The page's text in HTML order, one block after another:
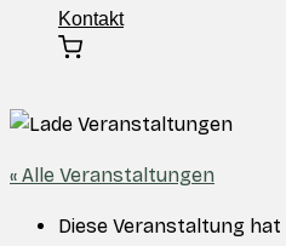
Kontakt
« Alle Veranstaltungen
Diese Veranstaltung